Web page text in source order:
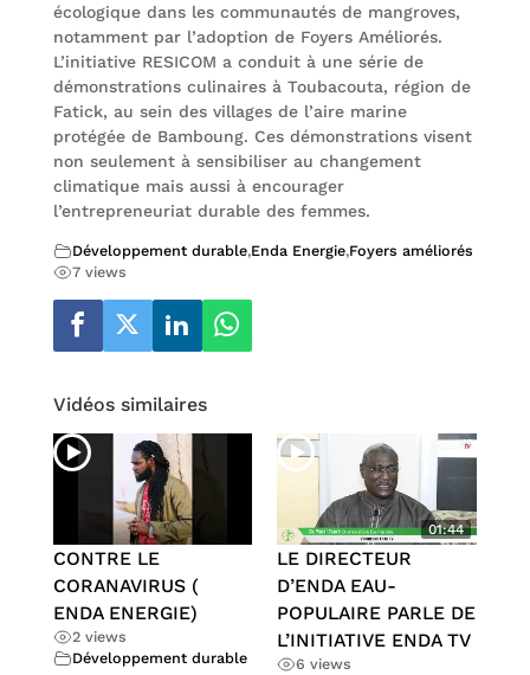
écologique dans les communautés de mangroves,
notamment par l’adoption de Foyers Améliorés.
L’initiative RESICOM a conduit à une série de
démonstrations culinaires à Toubacouta, région de
Fatick, au sein des villages de l’aire marine
protégée de Bamboung. Ces démonstrations visent
non seulement à sensibiliser au changement
climatique mais aussi à encourager
l’entrepreneuriat durable des femmes.
Développement durable,Enda Energie,Foyers améliorés
7 views
Vidéos similaires
CONTRE LE
CORANAVIRUS (
ENDA ENERGIE)
2 views
Développement durable
01:44
LE DIRECTEUR
D’ENDA EAU-
POPULAIRE PARLE DE
L’INITIATIVE ENDA TV
6 views